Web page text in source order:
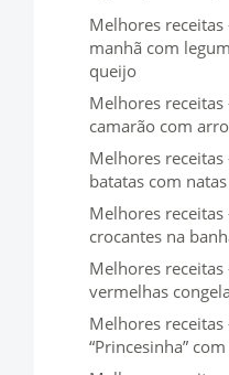
Melhores receitas
manhã com
queijo
Melhores receitas
camarão com
Melhores
batatas com
Melhores receitas
crocantes na
Melhores
vermelhas
Melhores receitas
“Princesinha”